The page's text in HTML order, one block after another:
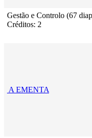
Gestão e Controlo (67
Créditos: 2
A EMENTA